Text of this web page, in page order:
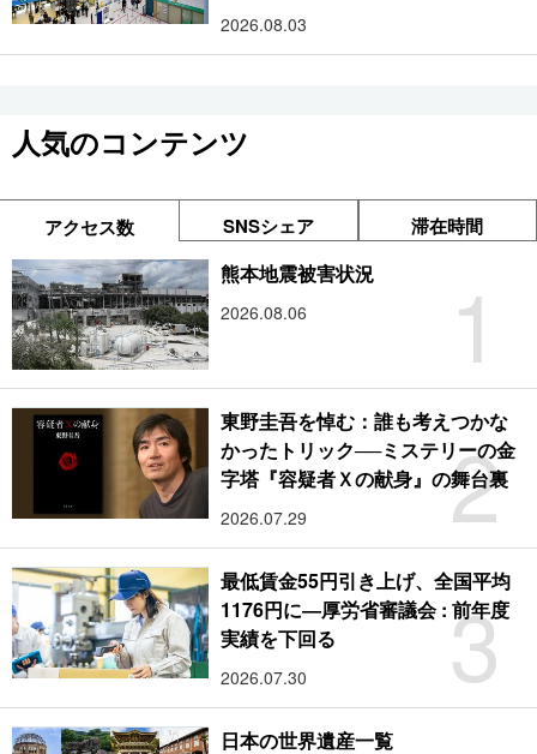
2026.08.03
人気のコンテンツ
アクセス数 SNSシェア 滞在時間
1
熊本地震被害状況
2026.08.06
2
東野圭吾を悼む：誰も考えつかな
かったトリック──ミステリーの金
字塔『容疑者Ｘの献身』の舞台裏
2026.07.29
3
最低賃金55円引き上げ、全国平均
1176円に―厚労省審議会 : 前年度
実績を下回る
2026.07.30
日本の世界遺産一覧